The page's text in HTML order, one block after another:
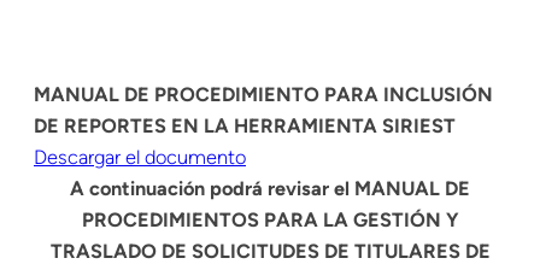
MANUAL DE PROCEDIMIENTO PARA INCLUSIÓN
DE REPORTES EN LA HERRAMIENTA SIRIEST
Descargar el documento
A continuación podrá revisar el MANUAL DE
PROCEDIMIENTOS PARA LA GESTIÓN Y
TRASLADO DE SOLICITUDES DE TITULARES DE